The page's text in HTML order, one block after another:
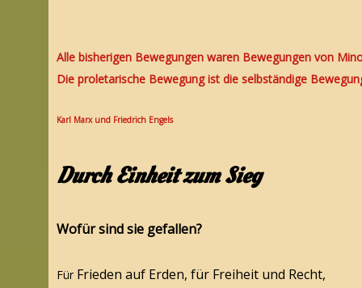
Alle bisherigen Bewegungen waren Bewegungen von
Die proletarische Bewegung ist die selbständige
Karl Marx und Friedrich Engels
Durch Einheit zum Sieg
Wofür sind sie gefallen?
Für Frieden auf Erden, für Freiheit und Recht,